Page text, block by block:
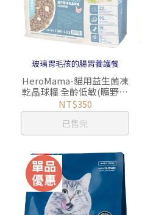
玻璃胃毛孩的腸胃養護餐
HeroMama-貓用益生菌凍
乾晶球糧 全齡低敏(曠野鮮
雞)
NT$350
已售完